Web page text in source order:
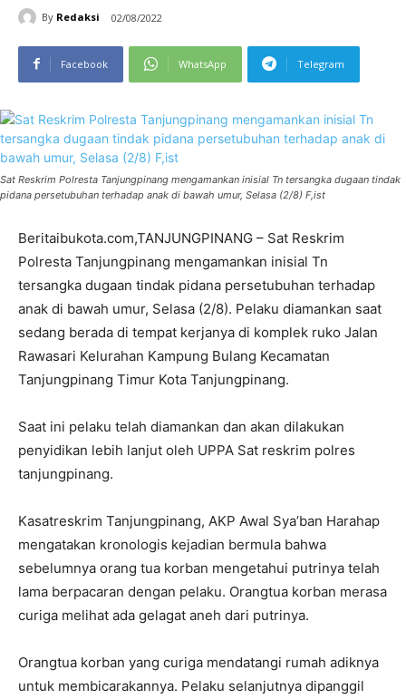
By Redaksi 02/08/2022
Facebook WhatsApp Telegram
Sat Reskrim Polresta Tanjungpinang mengamankan inisial Tn tersangka dugaan tindak
pidana persetubuhan terhadap anak di bawah umur, Selasa (2/8) F,ist
Beritaibukota.com,TANJUNGPINANG – Sat Reskrim
Polresta Tanjungpinang mengamankan inisial Tn
tersangka dugaan tindak pidana persetubuhan terhadap
anak di bawah umur, Selasa (2/8). Pelaku diamankan saat
sedang berada di tempat kerjanya di komplek ruko Jalan
Rawasari Kelurahan Kampung Bulang Kecamatan
Tanjungpinang Timur Kota Tanjungpinang.
Saat ini pelaku telah diamankan dan akan dilakukan
penyidikan lebih lanjut oleh UPPA Sat reskrim polres
tanjungpinang.
Kasatreskrim Tanjungpinang, AKP Awal Sya’ban Harahap
mengatakan kronologis kejadian bermula bahwa
sebelumnya orang tua korban mengetahui putrinya telah
lama berpacaran dengan pelaku. Orangtua korban merasa
curiga melihat ada gelagat aneh dari putrinya.
Orangtua korban yang curiga mendatangi rumah adiknya
untuk membicarakannya. Pelaku selanjutnya dipanggil